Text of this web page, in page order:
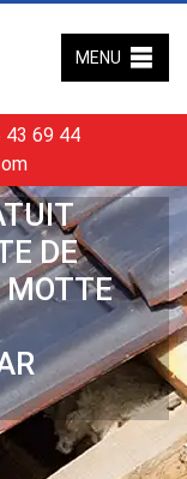
43 69 44
MENU
DE
MOTTE